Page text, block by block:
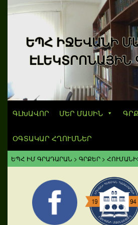
ԵՊՀ ԻՋԵՎԱՆԻ
ԷԼԵԿՏՐՈՆԱՅԻՆ
ԳԼԽԱՎՈՐ ՄԵՐ ՄԱՍԻՆ
ՕԳՏԱԿԱՐ ՀՂՈՒՄՆԵՐ
ԵՊՀ ԻՄ ԳՐԱԴԱՐԱՆ > ԳՐՔԵՐ >